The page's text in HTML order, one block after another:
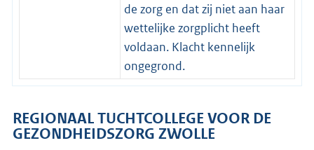
de zorg en dat zij niet aan haar
wettelijke zorgplicht heeft
voldaan. Klacht kennelijk
ongegrond.
REGIONAAL TUCHTCOLLEGE VOOR DE
GEZONDHEIDSZORG ZWOLLE